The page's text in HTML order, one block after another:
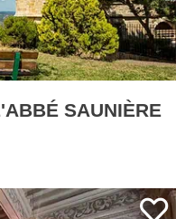
SAUNIÈRE